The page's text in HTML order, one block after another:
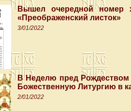
Вышел очередной номер
«Преображенский листок»
3/01/2022
В Неделю пред
Божественную Литургию в
2/01/2022